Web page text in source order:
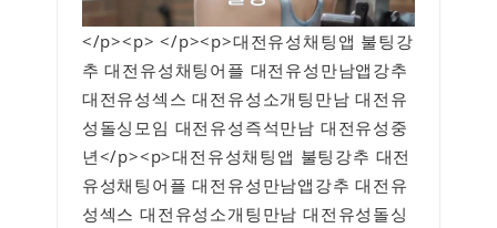
</p><p> </p><p>대전유성채팅앱 불팅강
추 대전유성채팅어플 대전유성만남앱강추
대전유성섹스 대전유성소개팅만남 대전유
성돌싱모임 대전유성즉석만남 대전유성중
년</p><p>대전유성채팅앱 불팅강추 대전
유성채팅어플 대전유성만남앱강추 대전유
성섹스 대전유성소개팅만남 대전유성돌싱